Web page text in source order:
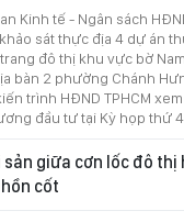
Kinh tế - Ngân sách
sát thực địa 4 dự án
đô thị khu vực bờ
bàn 2 phường Chánh
trình HĐND TPHCM
đầu tư tại Kỳ họp thứ 4.
sản giữa cơn lốc đô thị
cốt